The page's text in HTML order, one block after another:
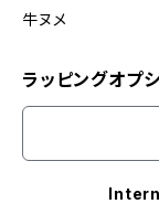
牛ヌメ
ラッピングオプ